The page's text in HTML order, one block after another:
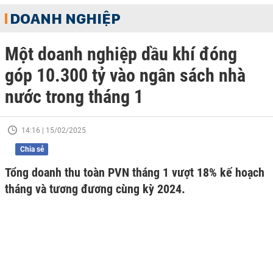
DOANH NGHIỆP
Một doanh nghiệp dầu khí đóng
góp 10.300 tỷ vào ngân sách nhà
nước trong tháng 1
14:16 | 15/02/2025
Chia sẻ
Tổng doanh thu toàn PVN tháng 1 vượt 18% kế hoạch
tháng và tương đương cùng kỳ 2024.